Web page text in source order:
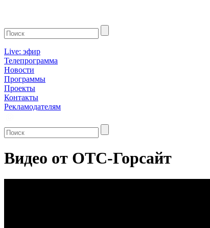
Live: эфир
Телепрограмма
Новости
Программы
Проекты
Контакты
Рекламодателям
Видео от ОТС-Горсайт